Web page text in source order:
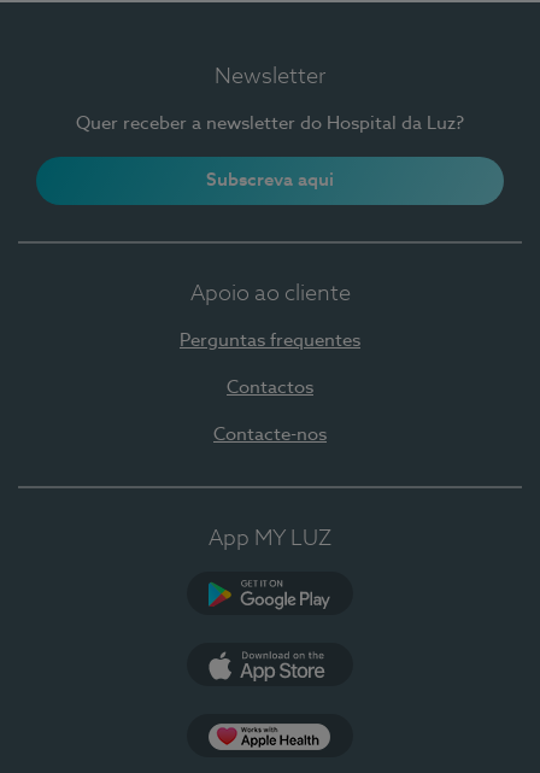
Newsletter
Quer receber a newsletter do Hospital da Luz?
Subscreva aqui
Apoio ao cliente
Perguntas frequentes
Contactos
Contacte-nos
App MY LUZ